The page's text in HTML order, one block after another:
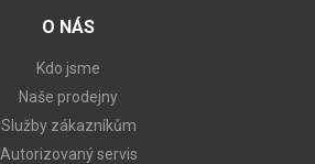
O NÁS
Kdo jsme
Naše prodejny
Služby zákazníkům
Autorizovaný servis